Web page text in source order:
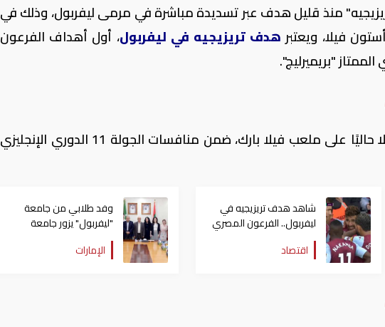
منذ قليل هدف عبر تسديدة مباشرة في مرمى ليفربول، وذلك في
هدف تريزيجيه في ليفربول، أول أهداف الفرعون
"بريميرليج".
وتقام مباراة ليفربول ضد أستون فيلا حاليًا على ملعب فيلا بارك، ضمن منافسات الجولة 11 الدوري الإنجليزي
شاهد هدف تريزيجيه في
ليفربول.. الفرعون المصري
يضع أول أهدافه في
الدوري الإنجليزي (فيديو)
اقتصاد
وفد طلابي من جامعة
"ليفربول" يزور جامعة
الشارقة
الإمارات